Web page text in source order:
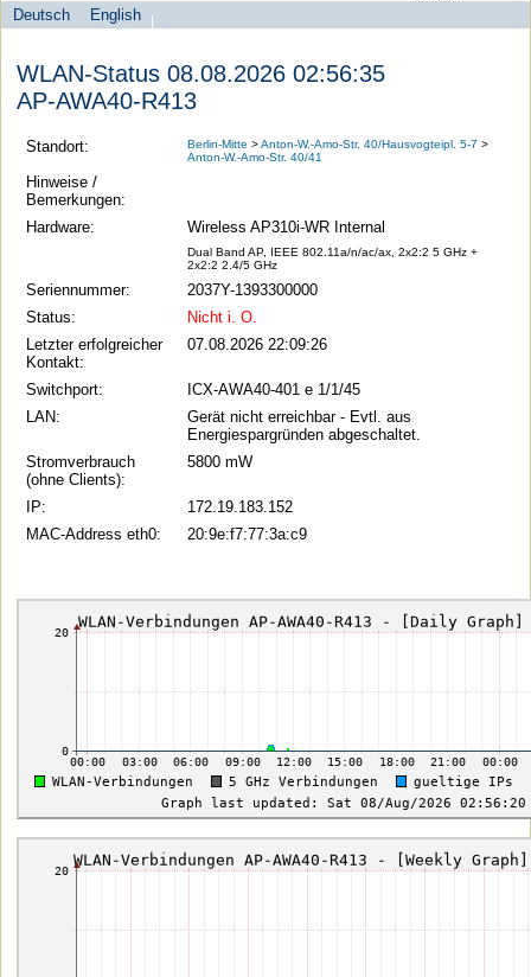
Sprachauswahl
Deutsch
English
search-menu
Universität
zu
Berlin
Computer-
und
WLAN-Status 08.08.2026 02:56:35
AP-AWA40-R413
Standort: Berlin-Mitte >Anton-W.-Amo-Str. 40/Hausvogteipl. 5-7 >
Anton-W.-Amo-Str. 40/41
Hinweise /
Bemerkungen:
Hardware:
Wireless AP310i-WR Internal
Dual Band AP, IEEE 802.11a/n/ac/ax, 2x2:2 5 GHz +
2x2:2 2.4/5 GHz
Seriennummer:
2037Y-1393300000
Status:
Nicht i. O.
Letzter erfolgreicher
Kontakt:
07.08.2026 22:09:26
Switchport:
ICX-AWA40-401 e 1/1/45
LAN:
Gerät nicht erreichbar - Evtl. aus
Energiespargründen abgeschaltet.
Stromverbrauch
(ohne Clients):
5800 mW
IP:
172.19.183.152
MAC-Address eth0:
20:9e:f7:77:3a:c9